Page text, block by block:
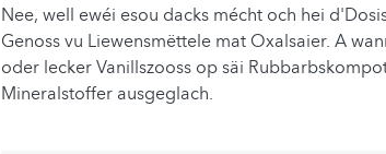
Nee, well ewéi esou dacks mécht och hei
Genoss vu Liewensmëttele mat Oxalsaier. A
oder lecker Vanillszooss op säi
Mineralstoffer ausgeglach.